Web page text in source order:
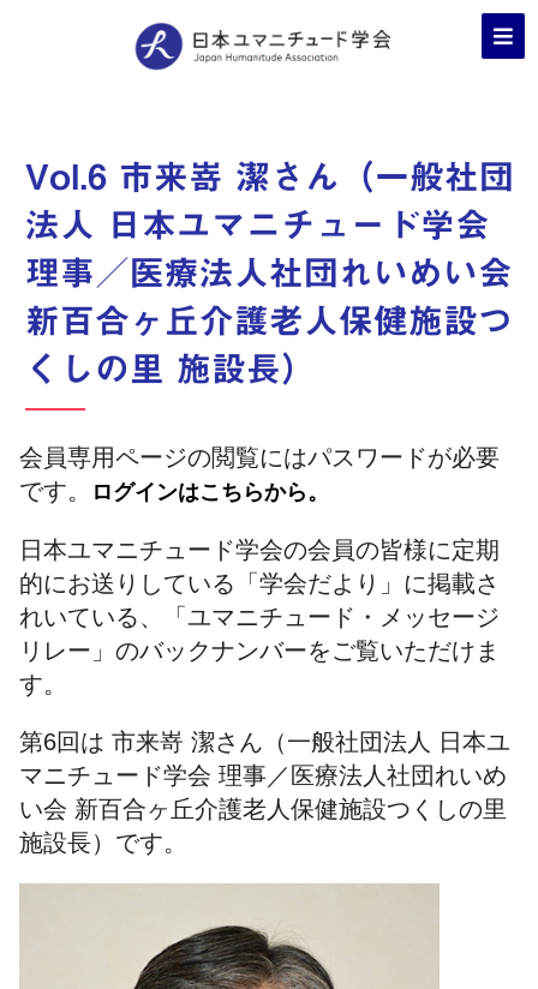
Vol.6 市来嵜 潔さん（一般社団
法人 日本ユマニチュード学会
理事／医療法人社団れいめい会
新百合ヶ丘介護老人保健施設つ
くしの里 施設長）
会員専用ページの閲覧にはパスワードが必要
です。
ログインはこちらから。
日本ユマニチュード学会の会員の皆様に定期
的にお送りしている「学会だより」に掲載さ
れいている、「ユマニチュード・メッセージ
リレー」のバックナンバーをご覧いただけま
す。
第6回は 市来嵜 潔さん（一般社団法人 日本ユ
マニチュード学会 理事／医療法人社団れいめ
い会 新百合ヶ丘介護老人保健施設つくしの里
施設長）です。